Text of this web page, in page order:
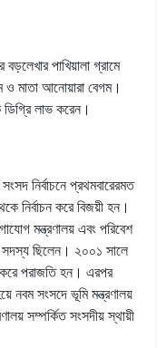
পাখিয়ালা গ্রামে
ও মাতা আনোয়ারা বেগম।
লাভ করেন।
নির্বাচনে প্রথমবারেরমত
নির্বাচন করে বিজয়ী হন।
মন্ত্রণালয় এবং পরিবেশ
সদস্য ছিলেন। ২০০১ সালে
করে পরাজতি হন। এরপর
নবম সংসদে ভূমি মন্ত্রণালয়
সম্পর্কিত সংসদীয় স্থায়ী